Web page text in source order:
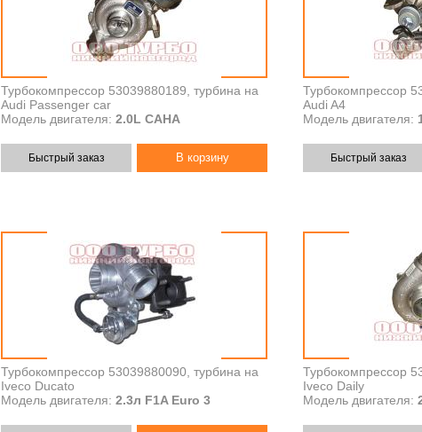
Турбокомпрессор 53039880189, турбина на
Audi Passenger car
Модель двигателя: 2.0L CAHA
Быстрый заказ
Турбокомпрессор
Audi A4
Модель двигателя:
Быстрый заказ
Турбокомпрессор 53039880090, турбина на
Iveco Ducato
Модель двигателя: 2.3л F1A Euro 3
Турбокомпрессор
Iveco Daily
Модель двигателя: